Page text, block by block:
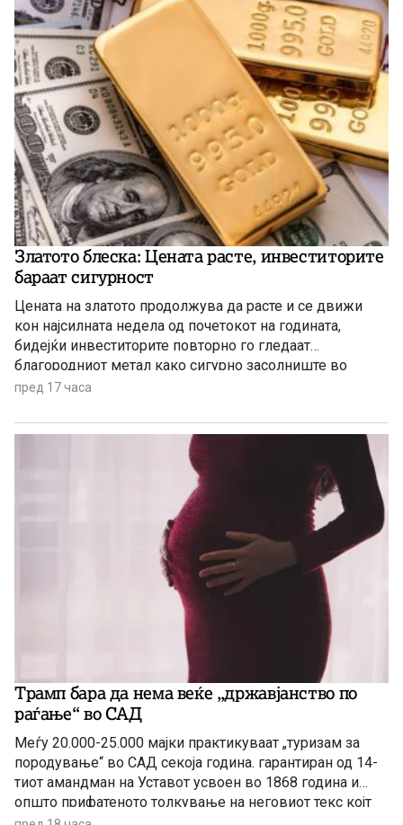
Златото блеска: Цената расте, инвеститорите
бараат сигурност
Цената на златото продолжува да расте и се движи
кон најсилната недела од почетокот на годината,
бидејќи инвеститорите повторно го гледаат
благородниот метал како сигурно засолниште во
услови на глобална економска неизвесност.
пред 17 часа
Трамп бара да нема веќе „државјанство по
раѓање“ во САД
Меѓу 20.000-25.000 мајки практикуваат „туризам за
породување“ во САД секоја година. гарантиран од 14-
тиот амандман на Уставот усвоен во 1868 година и
општо прифатеното толкување на неговиот текс којт